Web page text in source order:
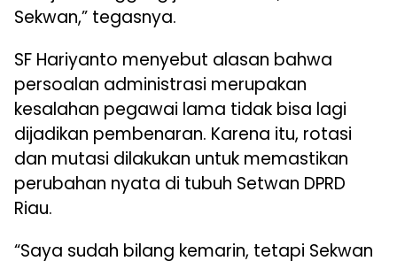
Sekwan,” tegasnya.
SF Hariyanto menyebut alasan bahwa
persoalan administrasi merupakan
kesalahan pegawai lama tidak bisa lagi
dijadikan pembenaran. Karena itu, rotasi
dan mutasi dilakukan untuk memastikan
perubahan nyata di tubuh Setwan DPRD
Riau.
“Saya sudah bilang kemarin, tetapi Sekwan